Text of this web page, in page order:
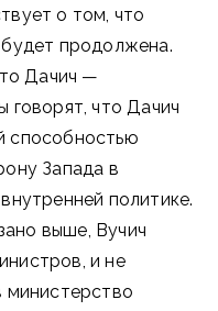
о том, что
продолжена.
Дачич —
говорят, что Дачич
способностью
Запада в
политике.
выше, Вучич
и не
министерство